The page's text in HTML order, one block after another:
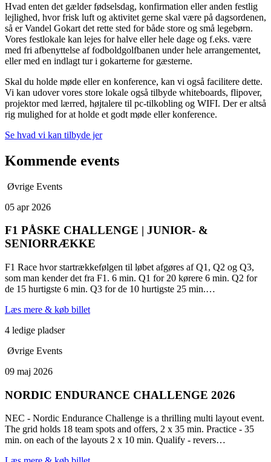
Hvad enten det gælder fødselsdag, konfirmation eller anden festlig
lejlighed, hvor frisk luft og aktivitet gerne skal være på dagsordenen,
så er Vandel Gokart det rette sted for både store og små legebørn.
Vores festlokale kan lejes for halve eller hele dage og f.eks. være
med fri afbenyttelse af fodboldgolfbanen under hele arrangementet,
eller med en indlagt tur i gokarterne for gæsterne.
Skal du holde møde eller en konference, kan vi også facilitere dette.
Vi kan udover vores store lokale også tilbyde whiteboards, flipover,
projektor med lærred, højtalere til pc-tilkobling og WIFI. Der er altså
rig mulighed for at holde et godt møde eller konference.
Se hvad vi kan tilbyde jer
Kommende events
Øvrige Events
05 apr 2026
F1 PÅSKE CHALLENGE | JUNIOR- &
SENIORRÆKKE
F1 Race hvor startrækkefølgen til løbet afgøres af Q1, Q2 og Q3,
som man kender det fra F1. 6 min. Q1 for 20 kørere 6 min. Q2 for
de 15 hurtigste 6 min. Q3 for de 10 hurtigste 25 min.…
Læs mere & køb billet
4 ledige pladser
Øvrige Events
09 maj 2026
NORDIC ENDURANCE CHALLENGE 2026
NEC - Nordic Endurance Challenge is a thrilling multi layout event.
The grid holds 18 team spots and offers, 2 x 35 min. Practice - 35
min. on each of the layouts 2 x 10 min. Qualify - revers…